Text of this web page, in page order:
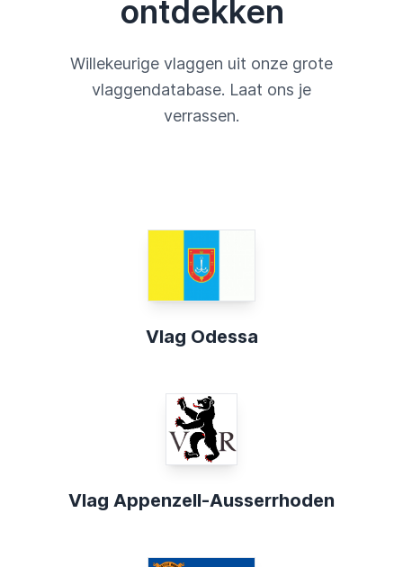
ontdekken
Willekeurige vlaggen uit onze grote
vlaggendatabase. Laat ons je
verrassen.
Vlag Odessa
Vlag Appenzell-Ausserrhoden